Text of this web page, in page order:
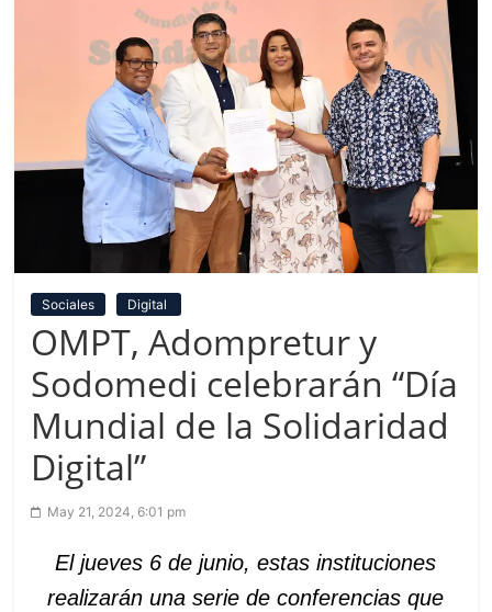
Sociales Digital
OMPT, Adompretur y
Sodomedi celebrarán “Día
Mundial de la Solidaridad
Digital”
May 21, 2024, 6:01 pm
El jueves 6 de junio, estas instituciones
realizarán una serie de conferencias que